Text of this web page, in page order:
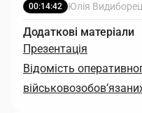
00:14:42 Юлія
Додаткові матеріали
Презентація
Відомість